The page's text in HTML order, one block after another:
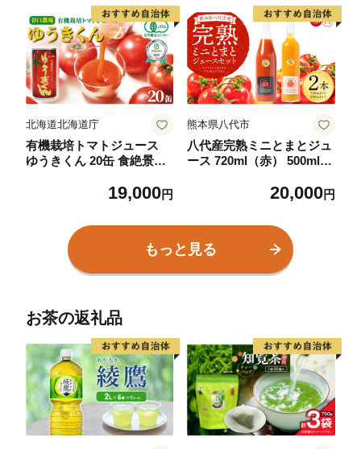
北海道北海道庁
有機栽培トマトジュース
ゆうきくん 20缶 食絶景北
ド2023優秀賞 トマト ジュ
19,000円
熊本県八代市
八代産完熟ミニとまとジュ
ース 720ml（赤） 500ml
ミニトマト 完熟 ジュース
20,000円
もっと見る
お茶の返礼品